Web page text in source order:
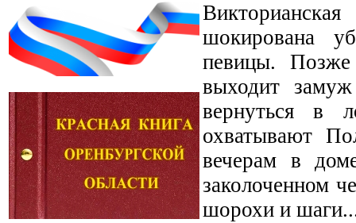
шокирована
певицы. Позже
выходит
вернуться в
охватывают
вечерам в
заколоченном
шорохи и